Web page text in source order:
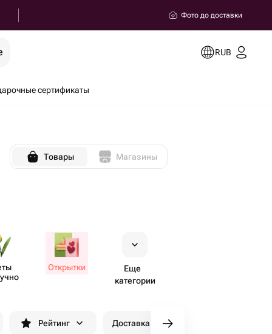
Фото до доставки
RUB
сертификаты
Товары Магазины
Открытки
Еще
категории
Рейтинг Доставка до 90 минут